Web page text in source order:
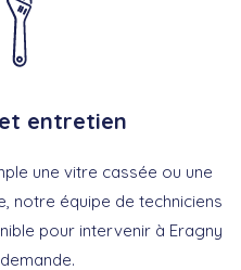
entretien
une vitre cassée ou une
notre équipe de techniciens
pour intervenir à Eragny